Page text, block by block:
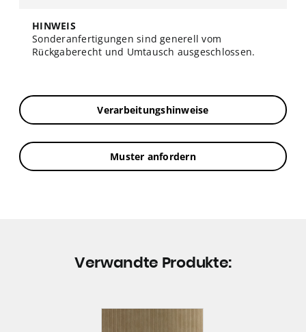
HINWEIS
Sonderanfertigungen sind generell vom
Rückgaberecht und Umtausch ausgeschlossen.
Verarbeitungshinweise
Muster anfordern
Verwandte Produkte: